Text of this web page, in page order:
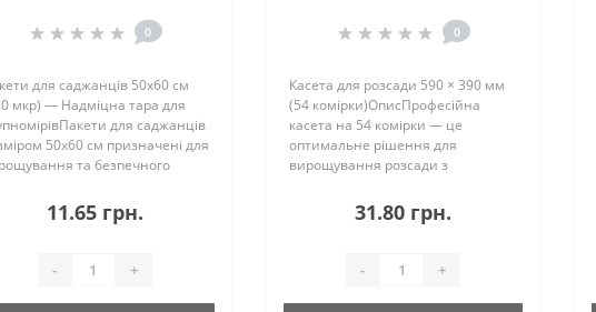
0
для саджанців 50х60 см
мкр) — Надміцна тара для
для саджанців
50х60 см призначені для
та безпечного
щільність 130 мікрон
надійність упаковки, а
11.65 грн.
- +
0
Касета для розсади 590 × 390 мм
(54 комірки)ОписПрофесійна
касета на 54 комірки — це
оптимальне рішення для
вирощування розсади з
системою. Завдяки збільшеному
об'єму кожної комірки, рослини
31.80 грн.
- +